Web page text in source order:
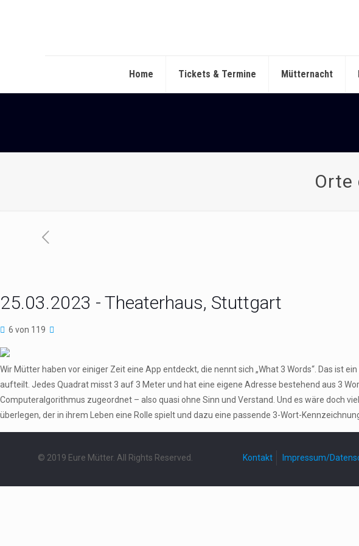
Home Tickets & Termine Mütternacht
Orte
25.03.2023 - Theaterhaus, Stuttgart
6 von 119
Wir Mütter haben vor einiger Zeit eine App entdeckt, die nennt sich „What 3 Words“. Das ist
aufteilt. Jedes Quadrat misst 3 auf 3 Meter und hat eine eigene Adresse bestehend aus 3
Computeralgorithmus zugeordnet – also quasi ohne Sinn und Verstand. Und es wäre doch
überlegen, der in ihrem Leben eine Rolle spielt und dazu eine passende 3-Wort-
© 2019 Eure Mütter. All Rights Reserved. Kontakt Impressum/